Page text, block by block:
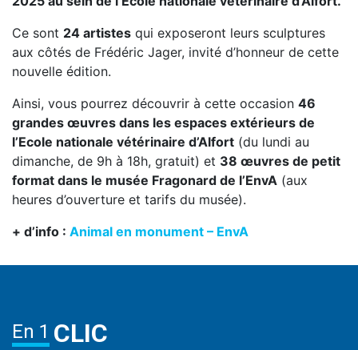
Ce sont 24 artistes qui exposeront leurs sculptures
aux côtés de Frédéric Jager, invité d’honneur de cette
nouvelle édition.
Ainsi, vous pourrez découvrir à cette occasion 46
grandes œuvres dans les espaces extérieurs de
l’Ecole nationale vétérinaire d’Alfort (du lundi au
dimanche, de 9h à 18h, gratuit) et 38 œuvres de petit
format dans le musée Fragonard de l’EnvA (aux
heures d’ouverture et tarifs du musée).
+ d’info : Animal en monument – EnvA
En 1 CLIC